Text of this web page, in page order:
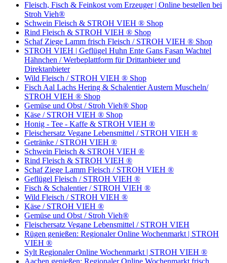
Fleisch, Fisch & Feinkost vom Erzeuger | Online bestellen bei
Stroh Vieh®
Schwein Fleisch & STROH VIEH ® Shop
Rind Fleisch & STROH VIEH ® Shop
Schaf Ziege Lamm frisch Fleisch / STROH VIEH ® Shop
STROH VIEH | Geflügel Huhn Ente Gans Fasan Wachtel
Hähnchen / Werbeplattform für Drittanbieter und
Direktanbieter
Wild Fleisch / STROH VIEH ® Shop
Fisch Aal Lachs Hering & Schalentier Austern Muscheln/
STROH VIEH ® Shop
Gemüse und Obst / Stroh Vieh® Shop
Käse / STROH VIEH ® Shop
Honig - Tee - Kaffe & STROH VIEH ®
Fleischersatz Vegane Lebensmittel / STROH VIEH ®
Getränke / STROH VIEH ®
Schwein Fleisch & STROH VIEH ®
Rind Fleisch & STROH VIEH ®
Schaf Ziege Lamm Fleisch / STROH VIEH ®
Geflügel Fleisch / STROH VIEH ®
Fisch & Schalentier / STROH VIEH ®
Wild Fleisch / STROH VIEH ®
Käse / STROH VIEH ®
Gemüse und Obst / Stroh Vieh®
Fleischersatz Vegane Lebensmittel / STROH VIEH
Rügen genießen: Regionaler Online Wochenmarkt | STROH
VIEH ®
Sylt Regionaler Online Wochenmarkt | STROH VIEH ®
Aachen genießen: Regionaler Online Wochenmarkt frisch